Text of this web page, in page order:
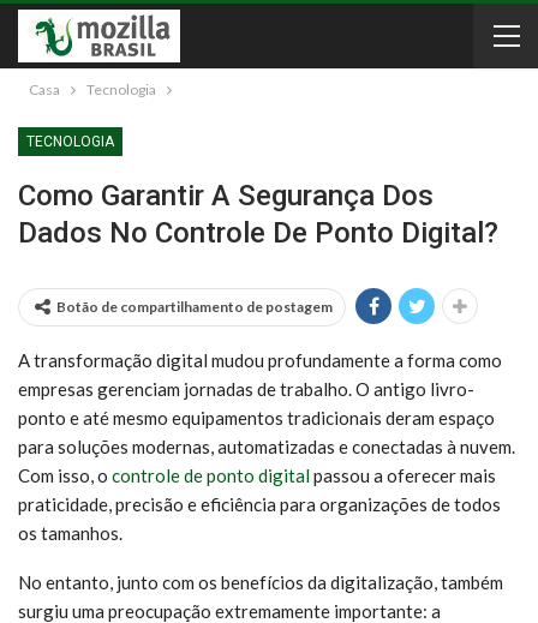
Casa Tecnologia
TECNOLOGIA
Como Garantir A Segurança Dos
Dados No Controle De Ponto Digital?
Botão de compartilhamento de postagem
A transformação digital mudou profundamente a forma como
empresas gerenciam jornadas de trabalho. O antigo livro-
ponto e até mesmo equipamentos tradicionais deram espaço
para soluções modernas, automatizadas e conectadas à nuvem.
Com isso, o controle de ponto digital passou a oferecer mais
praticidade, precisão e eficiência para organizações de todos
os tamanhos.
No entanto, junto com os benefícios da digitalização, também
surgiu uma preocupação extremamente importante: a